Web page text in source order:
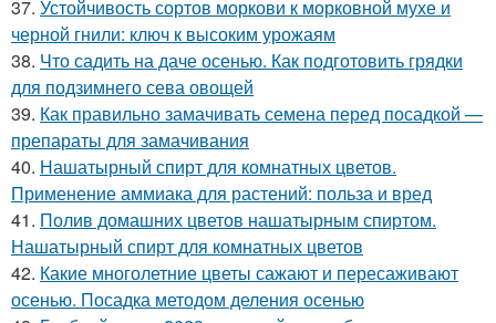
37. Устойчивость сортов моркови к морковной мухе и
черной гнили: ключ к высоким урожаям
38. Что садить на даче осенью. Как подготовить грядки
для подзимнего сева овощей
39. Как правильно замачивать семена перед посадкой —
препараты для замачивания
40. Нашатырный спирт для комнатных цветов.
Применение аммиака для растений: польза и вред
41. Полив домашних цветов нашатырным спиртом.
Нашатырный спирт для комнатных цветов
42. Какие многолетние цветы сажают и пересаживают
осенью. Посадка методом деления осенью